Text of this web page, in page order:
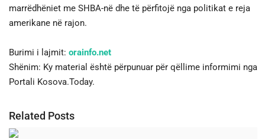
marrëdhëniet me SHBA-në dhe të përfitojë nga politikat e reja
amerikane në rajon.
Burimi i lajmit: orainfo.net
Shënim: Ky material është përpunuar për qëllime informimi nga
Portali Kosova.Today.
Related Posts